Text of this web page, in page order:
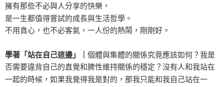
擁有那些不必與人分享的快樂，
是一生都值得嘗試的成長與生活哲學。
不用貪心，也不必客氣，一人份的熱鬧，剛剛好。
學著「站在自己這邊」｜ 個體與集體的關係究竟應該如何？我是
否需要違背自己的直覺和脾性維持關係的穩定？沒有人和我站在
一起的時候，如果我覺得我是對的，那我只能和我自己站在一